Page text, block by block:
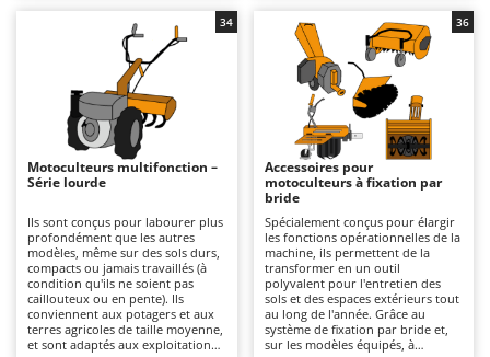
Bancs de scie pour le bois - Scies à bûches
Barbecues
Bennes pour tracteur
Brosses pour sols extérieurs
Brouettes à moteur
Broyeurs à axe horizontal pour tracteur
Broyeurs de branches et végétaux
Butteurs pour tracteur
C
Chargeurs de batterie - Démarreurs
Charrues pour tracteur
Ariete
Artus
Attila
Awelco
B
Baesso
Bahco
alimentés par un moteur à
essence 4 temps et conviennent à
un usage amateur ou semi-
professionnel sur des surfaces
restreintes, pour des travaux de
labour en profondeur moyenne,
grâce à leur structure légère et
facilement maniable, même dans
des espaces restreints. La
transmission par courroie ou par
engrenages et les boîtes de
vitesses 1+1 ou 2+1 garantissent
qualité de travail est adaptée aux
préparations saisonnières du
potager, avec un rendement
régulier, mais n'est pas destinée à
des utilisations intensives ou
continues. Parfaits pour les
particuliers qui ont besoin d'un
fraisage périodique sans avoir à
affronter des sols durs ou jamais
plus incisive et plus uniforme que
la série légère, avec une meilleure
pénétration et un rendement
opérationnel supérieur. Ils se
distinguent par leur transmission
à engrenages à bain d'huile, plus
solide que les solutions à
courroie, et par leurs boîtes de
vitesses 2+1 ou 3+3 qui permettent
une avance calibrée en fonction
du type de sol, ainsi que par leur
fraise avec carter, spécialement
conçue pour travailler entre les
rangées de plantes en les
protégeant de l'action des houes.
Disponibles avec un moteur 4
temps à essence ou diesel, elles
conviennent à un usage allant du
bricolage au professionnel, pour
des travaux à profondeur
moyenne grâce à leur structure
plus robuste que celle de la série
Motoculteurs multifonction –
Série lourde
Ils sont conçus pour labourer plus
profondément que les autres
modèles, même sur des sols durs,
compacts ou jamais travaillés (à
condition qu'ils ne soient pas
caillouteux ou en pente). Ils
conviennent aux potagers et aux
terres agricoles de taille moyenne,
et sont adaptés aux exploitations
34
Accessoires pour
motoculteurs à fixation par
bride
Spécialement conçus pour élargir
les fonctions opérationnelles de la
machine, ils permettent de la
transformer en un outil
polyvalent pour l'entretien des
sols et des espaces extérieurs tout
au long de l'année. Grâce au
système de fixation par bride et,
sur les modèles équipés, à
36